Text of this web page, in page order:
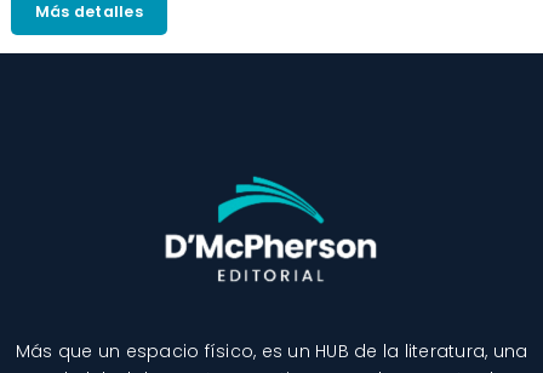
Más detalles
Más que un espacio físico, es un HUB de la literatura, una